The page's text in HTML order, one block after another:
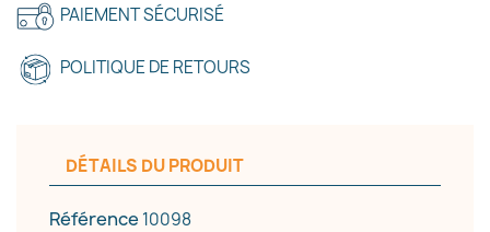
PAIEMENT SÉCURISÉ
POLITIQUE DE RETOURS
DÉTAILS DU PRODUIT
Référence 10098